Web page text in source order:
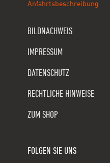
Anfahrtsbeschreibung
BILDNACHWEIS
IMPRESSUM
DATENSCHUTZ
RECHTLICHE HINWEISE
ZUM SHOP
FOLGEN SIE UNS